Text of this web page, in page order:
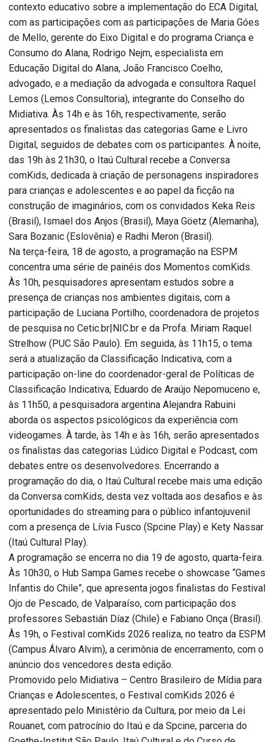
contexto educativo sobre a implementação do ECA Digital,
com as participações com as participações de Maria Góes
de Mello, gerente do Eixo Digital e do programa Criança e
Consumo do Alana, Rodrigo Nejm, especialista em
Educação Digital do Alana, João Francisco Coelho,
advogado, e a mediação da advogada e consultora Raquel
Lemos (Lemos Consultoria), integrante do Conselho do
Midiativa. Às 14h e às 16h, respectivamente, serão
apresentados os finalistas das categorias Game e Livro
Digital, seguidos de debates com os participantes. À noite,
das 19h às 21h30, o Itaú Cultural recebe a Conversa
comKids, dedicada à criação de personagens inspiradores
para crianças e adolescentes e ao papel da ficção na
construção de imaginários, com os convidados Keka Reis
(Brasil), Ismael dos Anjos (Brasil), Maya Göetz (Alemanha),
Sara Bozanic (Eslovênia) e Radhi Meron (Brasil).
Na terça-feira, 18 de agosto, a programação na ESPM
concentra uma série de painéis dos Momentos comKids.
Às 10h, pesquisadores apresentam estudos sobre a
presença de crianças nos ambientes digitais, com a
participação de Luciana Portilho, coordenadora de projetos
de pesquisa no Cetic.br|NIC.br e da Profa. Miriam Raquel
Strelhow (PUC São Paulo). Em seguida, às 11h15, o tema
será a atualização da Classificação Indicativa, com a
participação on-line do coordenador-geral de Políticas de
Classificação Indicativa, Eduardo de Araújo Nepomuceno e,
às 11h50, a pesquisadora argentina Alejandra Rabuini
aborda os aspectos psicológicos da experiência com
videogames. À tarde, às 14h e às 16h, serão apresentados
os finalistas das categorias Lúdico Digital e Podcast, com
debates entre os desenvolvedores. Encerrando a
programação do dia, o Itaú Cultural recebe mais uma edição
da Conversa comKids, desta vez voltada aos desafios e às
oportunidades do streaming para o público infantojuvenil
com a presença de Lívia Fusco (Spcine Play) e Kety Nassar
(Itaú Cultural Play).
A programação se encerra no dia 19 de agosto, quarta-feira.
Às 10h30, o Hub Sampa Games recebe o showcase “Games
Infantis do Chile”, que apresenta jogos finalistas do Festival
Ojo de Pescado, de Valparaíso, com participação dos
professores Sebastián Díaz (Chile) e Fabiano Onça (Brasil).
Às 19h, o Festival comKids 2026 realiza, no teatro da ESPM
(Campus Álvaro Alvim), a cerimônia de encerramento, com o
anúncio dos vencedores desta edição.
Promovido pelo Midiativa – Centro Brasileiro de Mídia para
Crianças e Adolescentes, o Festival comKids 2026 é
apresentado pelo Ministério da Cultura, por meio da Lei
Rouanet, com patrocínio do Itaú e da Spcine, parceria do